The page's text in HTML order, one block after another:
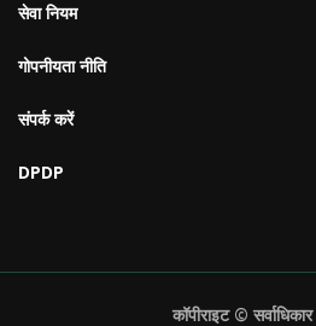
सेवा नियम
गोपनीयता नीति
संपर्क करें
DPDP
कॉपीराइट ©